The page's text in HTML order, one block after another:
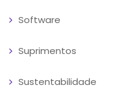
Software
Suprimentos
Sustentabilidade